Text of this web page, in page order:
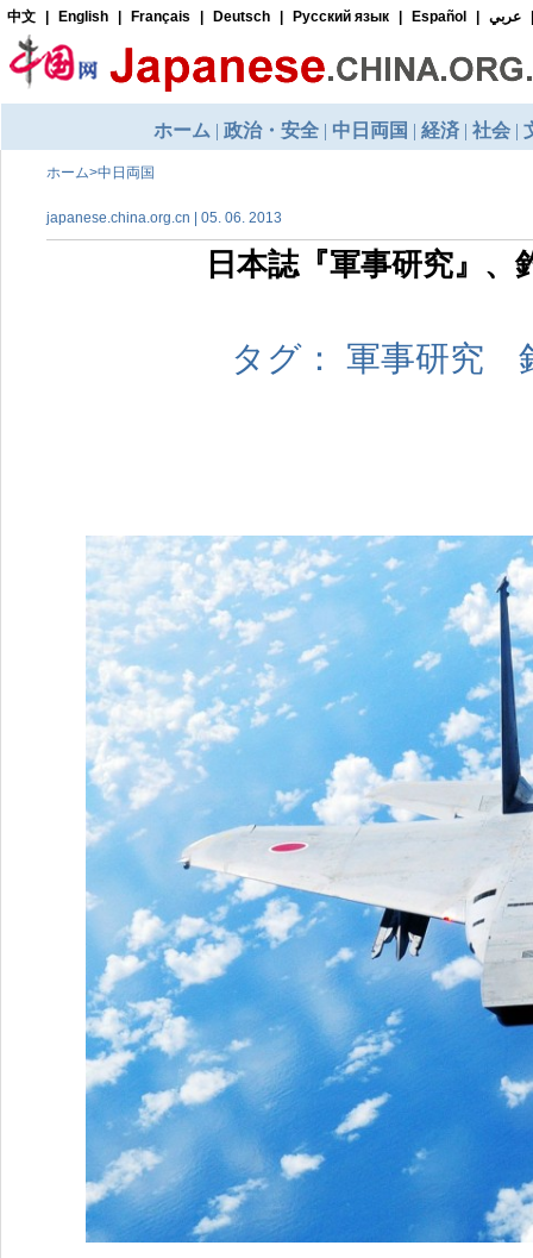
ホーム>中日両国
japanese.china.org.cn | 05. 06. 2013
日本誌『軍事研究』
タグ： 軍事研